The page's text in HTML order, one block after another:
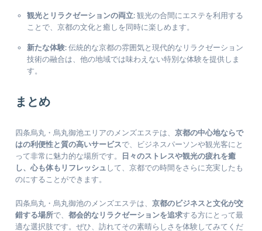
観光とリラクゼーションの両立: 観光の合間にエステを利用する
ことで、京都の文化と癒しを同時に楽しめます。
新たな体験: 伝統的な京都の雰囲気と現代的なリラクゼーション
技術の融合は、他の地域では味わえない特別な体験を提供しま
す。
まとめ
四条烏丸・烏丸御池エリアのメンズエステは、京都の中心地ならで
はの利便性と質の高いサービスで、ビジネスパーソンや観光客にと
って非常に魅力的な場所です。
日々のストレスや観光の疲れを癒
し、心も体もリフレッシュ して、京都での時間をさらに充実したも
のにすることができます。
四条烏丸・烏丸御池のメンズエステは、京都のビジネスと文化が交
錯する場所で、都会的なリラクゼーションを追求する方にとって最
適な選択肢です。ぜひ、訪れてその素晴らしさを体験してみてくだ